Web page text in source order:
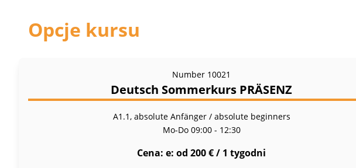
Opcje kursu
Number 10021
Deutsch Sommerkurs PRÄSENZ
A1.1, absolute Anfänger / absolute beginners
Mo-Do 09:00 - 12:30
Cena e: od 200 € / 1 tygodni